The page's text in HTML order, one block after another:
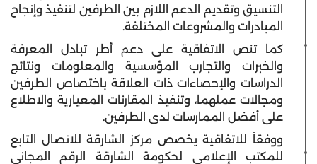
التنسيق وتقديم الدعم اللازم بين الطرفين لتنفيذ وإنجاح
المبادرات والمشروعات المختلفة.
كما تنص الاتفاقية على دعم أطر تبادل المعرفة
والخبرات والتجارب المؤسسية والمعلومات ونتائج
الدراسات والإحصاءات ذات العلاقة باختصاص الطرفين
ومجالات عملهما، وتنفيذ المقارنات المعيارية والاطلاع
على أفضل الممارسات لدى الطرفين.
ووفقاً للاتفاقية يخصص مركز الشارقة للاتصال التابع
للمكتب الإعلامي لحكومة الشارقة الرقم المجاني